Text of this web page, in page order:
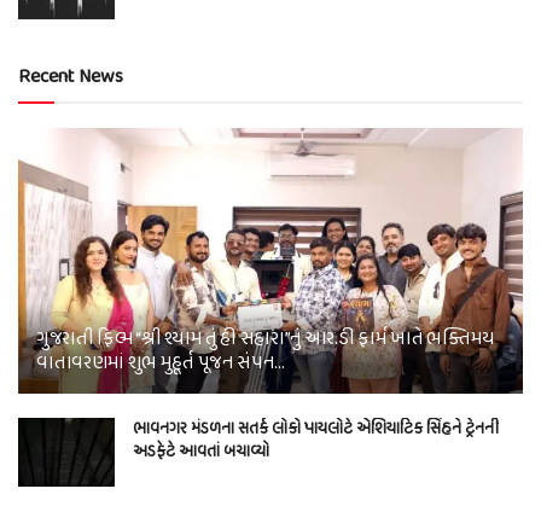
Recent News
ગુજરાતી ફિલ્મ “શ્રી શ્યામ તું હી સહારા”નું આર.ડી ફાર્મ ખાતે ભક્તિમય
વાતાવરણમાં શુભ મુહૂર્ત પૂજન સંપન…
ભાવનગર મંડળના સતર્ક લોકો પાયલોટે એશિયાટિક સિંહને ટ્રેનની
અડફેટે આવતાં બચાવ્યો